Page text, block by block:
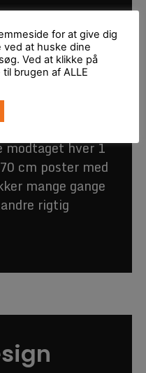
modtaget hver 1
cm poster med
mange gange
rigtig
for at give dig
at huske dine
Ved at klikke på
brugen af ALLE